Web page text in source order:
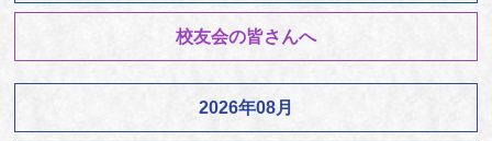
校友会の皆さんへ
2026年08月